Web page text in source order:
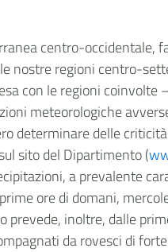
centro-occidentale,
nostre regioni centro-
con le regioni coinvolte
meteorologiche
determinare delle
sito del Dipartimento (
a prevalente
ore di domani,
prevede, inoltre, dalle
da rovesci di